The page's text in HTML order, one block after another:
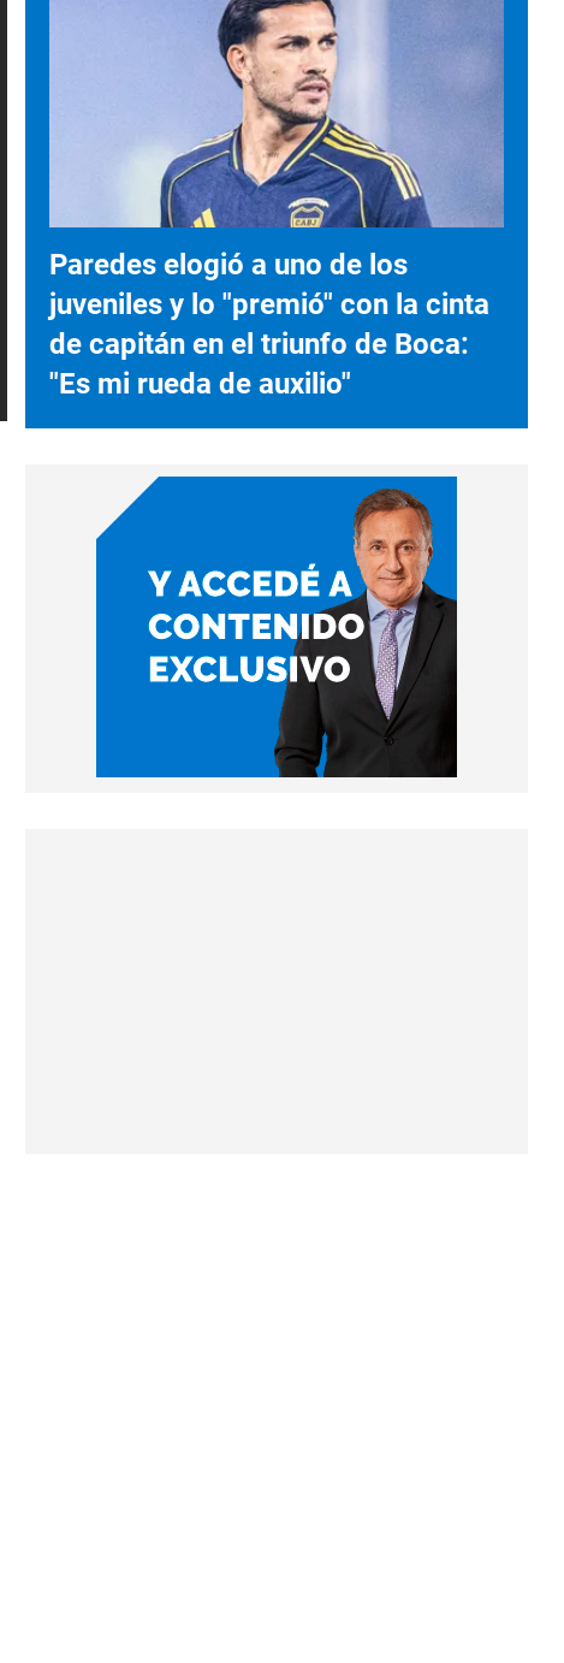
Paredes elogió a uno de los
juveniles y lo "premió" con la cinta
de capitán en el triunfo de Boca:
"Es mi rueda de auxilio"